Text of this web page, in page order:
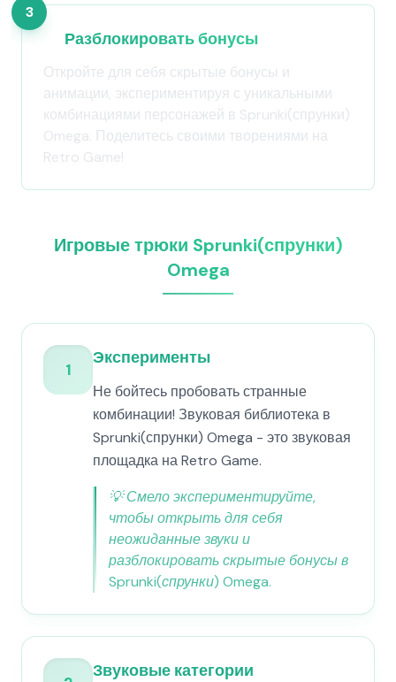
3
Разблокировать бонусы
Откройте для себя скрытые бонусы и
анимации, экспериментируя с уникальными
комбинациями персонажей в Sprunki(спрунки)
Omega. Поделитесь своими творениями на
Retro Game!
Игровые трюки Sprunki(спрунки)
Omega
1
Эксперименты
Не бойтесь пробовать странные
комбинации! Звуковая библиотека в
Sprunki(спрунки) Omega - это звуковая
площадка на Retro Game.
💡Смело экспериментируйте,
чтобы открыть для себя
неожиданные звуки и
разблокировать скрытые бонусы в
Sprunki(спрунки) Omega.
Звуковые категории